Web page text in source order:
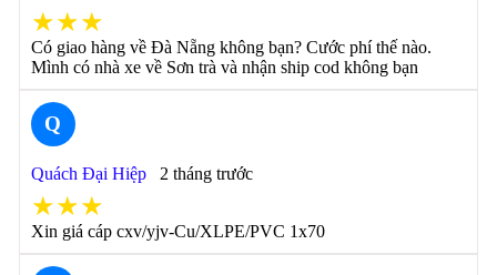
★★★
Có giao hàng về Đà Nẵng không bạn? Cước phí thế nào.
Mình có nhà xe về Sơn trà và nhận ship cod không bạn
Q
Quách Đại Hiệp 2 tháng trước
★★★
Xin giá cáp cxv/yjv-Cu/XLPE/PVC 1x70